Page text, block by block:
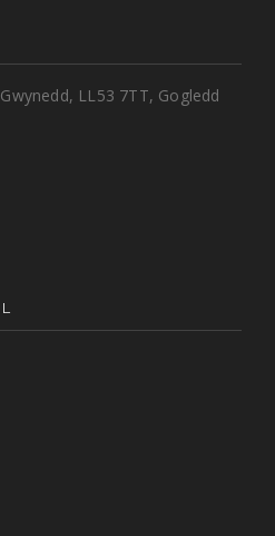
LL53 7TT, Gogledd